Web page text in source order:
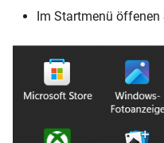
Im Startmenü öffenen